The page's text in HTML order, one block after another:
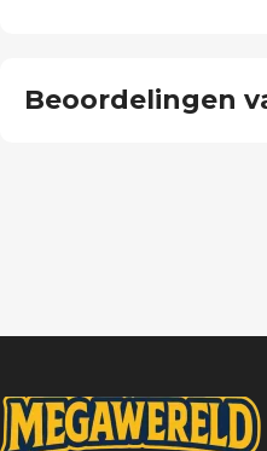
Beoordelingen